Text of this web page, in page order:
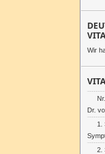
Wir
Dr.
1.
2.